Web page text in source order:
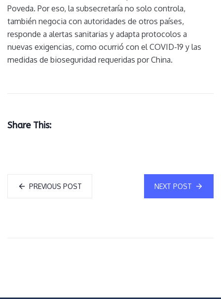
Poveda. Por eso, la subsecretaría no solo controla,
también negocia con autoridades de otros países,
responde a alertas sanitarias y adapta protocolos a
nuevas exigencias, como ocurrió con el COVID-19 y las
medidas de bioseguridad requeridas por China.
Share This:
PREVIOUS POST NEXT POST